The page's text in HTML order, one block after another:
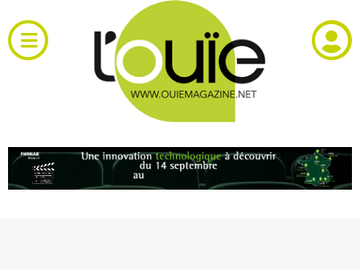
au
contenu
Toggle
Navigation
RH et emploi